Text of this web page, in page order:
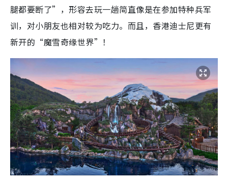
腿都要断了”，形容去玩一趟简直像是在参加特种兵军
训，对小朋友也相对较为吃力。而且，香港迪士尼更有
新开的“魔雪奇缘世界”！